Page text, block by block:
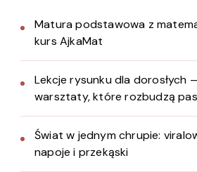
Matura podstawowa z
kurs AjkaMat
Lekcje rysunku dla dorosłych
warsztaty, które rozbudzą
Świat w jednym chrupie:
napoje i przekąski